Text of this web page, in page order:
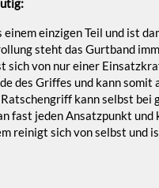
einzigen Teil und ist
steht das Gurtband
sich von nur einer
des Griffes und kann
kann selbst
fast jeden Ansatzpunkt
reinigt sich von selbst und